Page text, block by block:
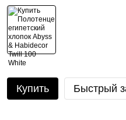
Купить Быстрый